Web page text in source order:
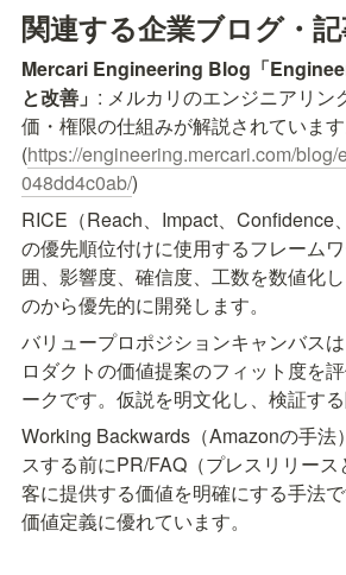
関連する企業ブログ・
Mercari Engineering Blog「
と改善」 : メルカリのエンジニアリン
価・権限の仕組みが解説されています
(https://engineering.mercari.com/
048dd4c0ab/)
RICE（Reach、Impact、Confidence
の優先順位付けに使用するフレーム
囲、影響度、確信度、工数を数値化
のから優先的に開発します。
バリュープロポジションキャンバス
ロダクトの価値提案のフィット度を
ークです。仮説を明文化し、検証する
Working Backwards（Amazonの手法
スする前にPR/FAQ（プレスリリー
客に提供する価値を明確にする手法
価値定義に優れています。